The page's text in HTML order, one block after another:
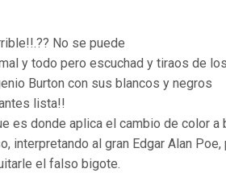
No se puede
y todo pero escuchad y tiraos de
Burton con sus blancos y negros
lista!!
es donde aplica el cambio de color a
interpretando al gran Edgar Alan
el falso bigote.